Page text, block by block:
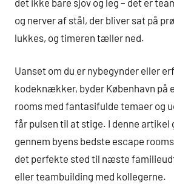
og nerver af stål, der bliver sat på
lukkes, og timeren tæller ned.
Uanset om du er nybegynder eller
kodeknækker, byder København på
rooms med fantasifulde temaer og
får pulsen til at stige. I denne artikel
gennem byens bedste escape
det perfekte sted til næste
eller teambuilding med kollegerne.